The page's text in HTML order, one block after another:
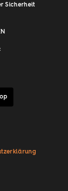
Sicherheit